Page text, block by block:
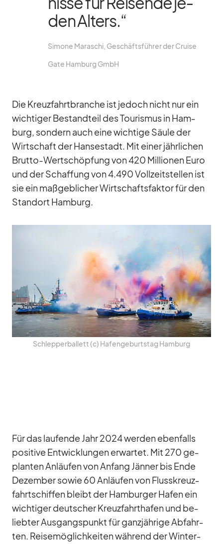
den Al­ters.“
Si­mone Ma­ra­schi, Ge­schäfts­füh­rer der Cruise
Gate Ham­burg GmbH
Die Kreuz­fahrt­bran­che ist je­doch nicht nur ein
wich­ti­ger Be­stand­teil des Tou­ris­mus in Ham­
burg, son­dern auch eine wich­tige Säule der
Wirt­schaft der Han­se­stadt. Mit ei­ner jähr­li­chen
Brutto-Wert­schöp­fung von 420 Mil­lio­nen Euro
und der Schaf­fung von 4.490 Voll­zeit­stel­len ist
sie ein maß­geb­li­cher Wirt­schafts­fak­tor für den
Stand­ort Ham­burg.
Schlep­per­bal­lett (c) Ha­fen­ge­burts­tag Ham­burg
Für das lau­fende Jahr 2024 wer­den eben­falls
po­si­tive Ent­wick­lun­gen er­war­tet. Mit 270 ge­
plan­ten An­läu­fen von An­fang Jän­ner bis Ende
De­zem­ber so­wie 60 An­läu­fen von Fluss­kreuz­
fahrt­schif­fen bleibt der Ham­bur­ger Ha­fen ein
wich­ti­ger deut­scher Kreuz­fahrt­ha­fen und be­
lieb­ter Aus­gangs­punkt für ganz­jäh­rige Ab­fahr­
ten. Rei­se­mög­lich­kei­ten wäh­rend der Win­ter­